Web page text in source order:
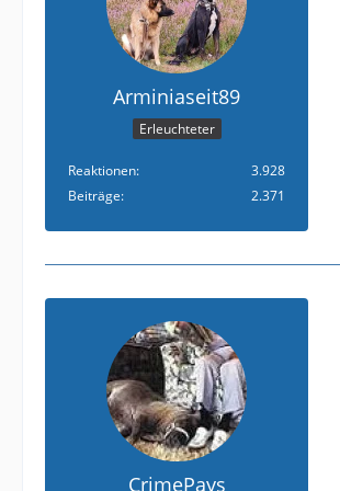
Arminiaseit89
Erleuchteter
Reaktionen
3.928
Beiträge
2.371
CrimePays